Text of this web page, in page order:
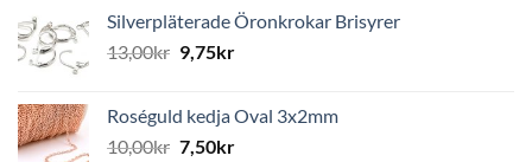
Silverpläterade Öronkrokar Brisyrer
13,00kr 9,75kr
Roséguld kedja Oval 3x2mm
10,00kr 7,50kr